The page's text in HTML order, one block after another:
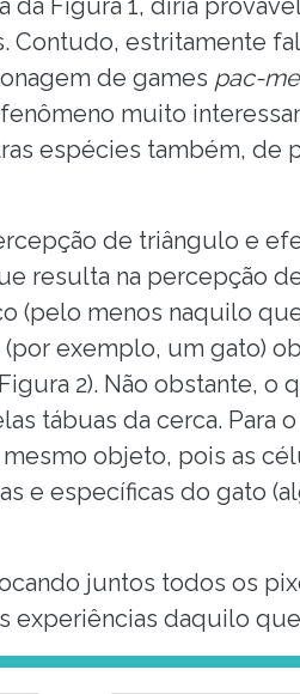
estritamente
de games pac-
muito
espécies também, de
de triângulo e
resulta na percepção
(pelo menos naquilo
exemplo, um gato)
2). Não obstante, o
tábuas da cerca. Para
objeto, pois as
e específicas do gato
juntos todos os
experiências daquilo